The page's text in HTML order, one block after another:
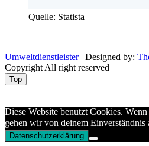
Quelle: Statista
Umweltdienstleister| Designed by:
Copyright All right reserved
Top
Diese Website benutzt Cookies.
gehen wir von deinem Einverständnis
Datenschutzerklärung